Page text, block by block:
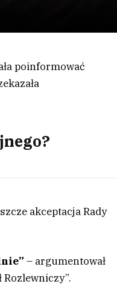
poinformować
akceptacja Rady
– argumentował